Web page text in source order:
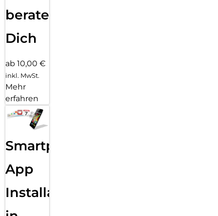
beraten
Dich
ab 10,00 €
inkl. MwSt.
Mehr
erfahren
Smartphone
App
Installation